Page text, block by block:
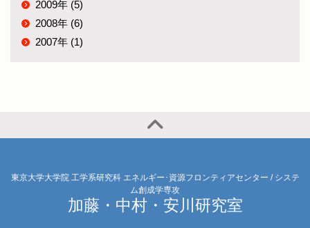
2009年 (5)
2008年 (6)
2007年 (1)
東京大学大学院 工学系研究科 エネルギー･資源フロンティアセンター / システ
ム創成学専攻
加藤・中村・安川研究室